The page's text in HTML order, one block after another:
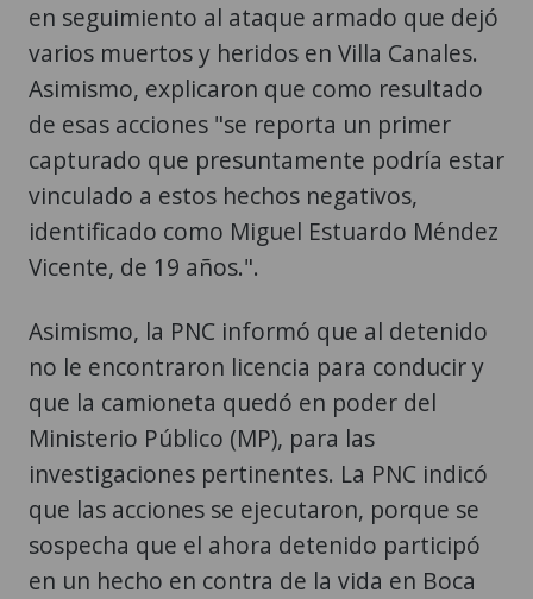
en seguimiento al ataque armado que dejó
varios muertos y heridos en Villa Canales.
Asimismo, explicaron que como resultado
de esas acciones "se reporta un primer
capturado que presuntamente podría estar
vinculado a estos hechos negativos,
identificado como Miguel Estuardo Méndez
Vicente, de 19 años.".
Asimismo, la PNC informó que al detenido
no le encontraron licencia para conducir y
que la camioneta quedó en poder del
Ministerio Público (MP), para las
investigaciones pertinentes. La PNC indicó
que las acciones se ejecutaron, porque se
sospecha que el ahora detenido participó
en un hecho en contra de la vida en Boca